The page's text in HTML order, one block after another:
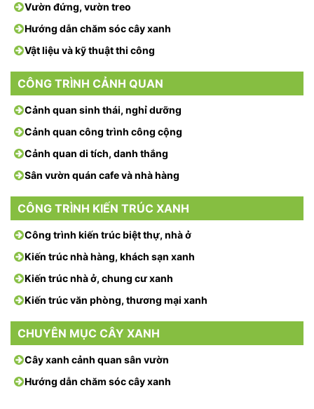
Vườn đứng, vườn treo
Hướng dẫn chăm sóc cây xanh
Vật liệu và kỹ thuật thi công
CÔNG TRÌNH CẢNH QUAN
Cảnh quan sinh thái, nghỉ dưỡng
Cảnh quan công trình công cộng
Cảnh quan di tích, danh thắng
Sân vườn quán cafe và nhà hàng
CÔNG TRÌNH KIẾN TRÚC XANH
Công trình kiến trúc biệt thự, nhà ở
Kiến trúc nhà hàng, khách sạn xanh
Kiến trúc nhà ở, chung cư xanh
Kiến trúc văn phòng, thương mại xanh
CHUYÊN MỤC CÂY XANH
Cây xanh cảnh quan sân vườn
Hướng dẫn chăm sóc cây xanh